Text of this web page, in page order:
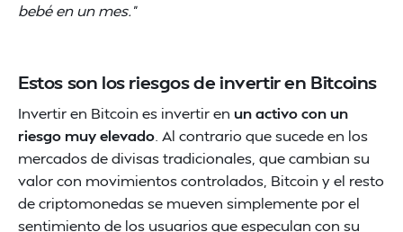
bebé en un mes.”
Estos son los riesgos de invertir en Bitcoins
Invertir en Bitcoin es invertir en un activo con un
riesgo muy elevado . Al contrario que sucede en los
mercados de divisas tradicionales, que cambian su
valor con movimientos controlados, Bitcoin y el resto
de criptomonedas se mueven simplemente por el
sentimiento de los usuarios que especulan con su